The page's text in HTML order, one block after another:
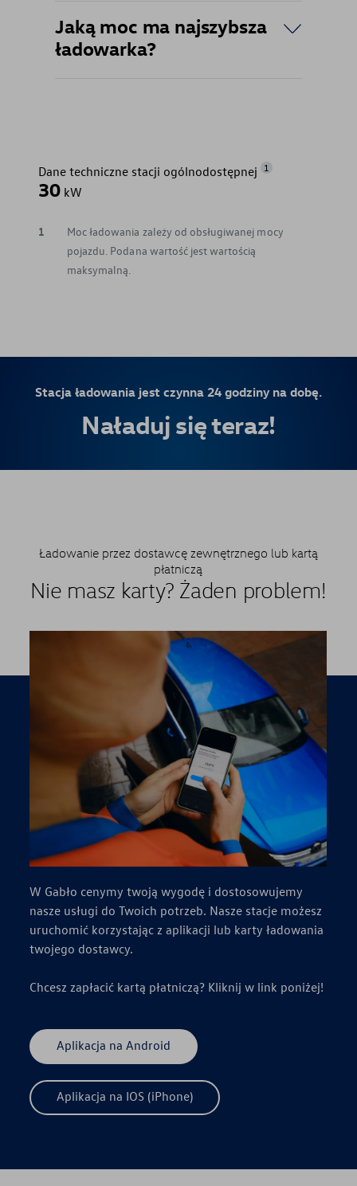
Jaką moc ma najszybsza
ładowarka?
Dane techniczne stacji ogólnodostępnej 1
30 kW
1
Moc ładowania zależy od obsługiwanej mocy
pojazdu. Podana wartość jest wartością
maksymalną.
Stacja ładowania jest czynna 24 godziny na dobę.
Naładuj się teraz!
Ładowanie przez dostawcę zewnętrznego lub kartą
płatniczą
Nie masz karty? Żaden problem!
W Gabło cenymy twoją wygodę i dostosowujemy
nasze usługi do Twoich potrzeb. Nasze stacje możesz
uruchomić korzystając z aplikacji lub karty ładowania
twojego dostawcy.
Chcesz zapłacić kartą płatniczą? Kliknij w link poniżej!
Aplikacja na Android
Aplikacja na IOS (iPhone)